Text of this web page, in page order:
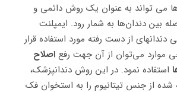
می تواند به عنوان یک روش دائمی و
بین دندان‌ها به شمار رود. ایمپلنت‌
دندانهای از دست رفته مورد استفاده قرار
موارد می‌توان از آن جهت رفع اصلاح
استفاده نمود. در این روش دندانپزشک،
از جنس تیتانیوم را به استخوان فک